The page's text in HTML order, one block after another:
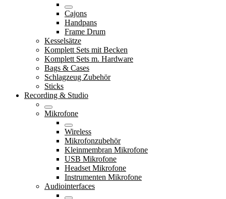
Cajons
Handpans
Frame Drum
Kesselsätze
Komplett Sets mit Becken
Komplett Sets m. Hardware
Bags & Cases
Schlagzeug Zubehör
Sticks
Recording & Studio
Mikrofone
Wireless
Mikrofonzubehör
Kleinmembran Mikrofone
USB Mikrofone
Headset Mikrofone
Instrumenten Mikrofone
Audiointerfaces